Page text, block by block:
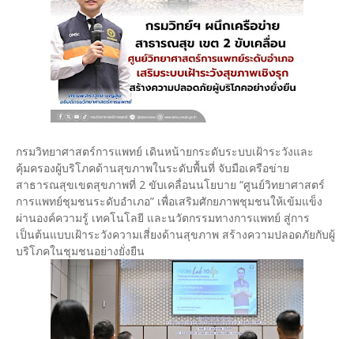
กรมวิทยาศาสตร์การแพทย์ เดินหน้ายกระดับระบบเฝ้าระวังและ
คุ้มครองผู้บริโภคด้านสุขภาพในระดับพื้นที่ จับมือเครือข่าย
สาธารณสุขเขตสุขภาพที่ 2 ขับเคลื่อนนโยบาย “ศูนย์วิทยาศาสตร์
การแพทย์ชุมชนระดับอำเภอ” เพื่อเสริมศักยภาพชุมชนให้เข้มแข็ง
ผ่านองค์ความรู้ เทคโนโลยี และนวัตกรรมทางการแพทย์ สู่การ
เป็นต้นแบบเฝ้าระวังความเสี่ยงด้านสุขภาพ สร้างความปลอดภัยกับผู้
บริโภคในชุมชนอย่างยั่งยืน